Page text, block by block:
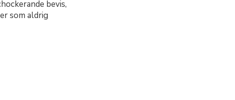
bevis,
som aldrig